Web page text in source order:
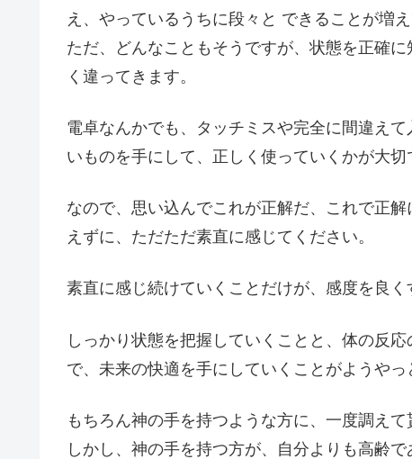
え、やっているうちに段々と できることが増え
ただ、どんなこともそうですが、状態を正確
く違ってきます。
電卓なんかでも、タッチミスや完全に間違え
いものを手にして、正しく使っていくかが大切
なので、思い込んでこれが正解だ、これで正
えずに、ただただ素直に感じてください。
素直に感じ続けていくことだけが、感度を良く
しっかり状態を把握していくことと、体の反
で、未来の快適を手にしていくことがようやっ
もちろん神の手を持つような方に、一度調え
しかし、神の手を持つ方が、自分よりも高齢